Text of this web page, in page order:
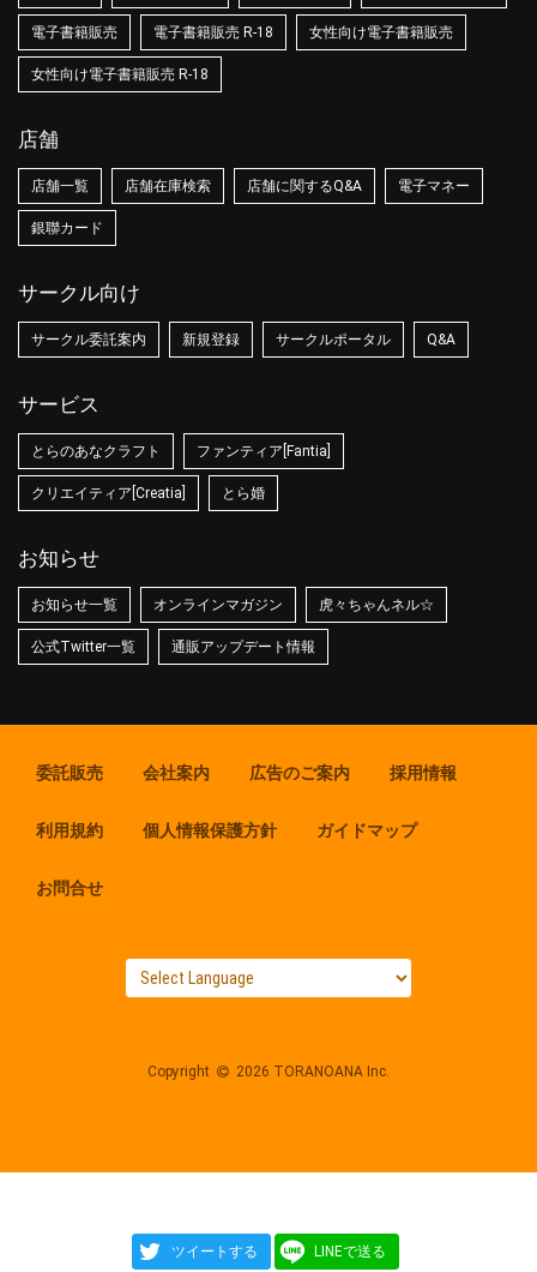
ツイートする LINEで送る
電子書籍販売 電子書籍販売 R-18 女性向け電子書籍販売
女性向け電子書籍販売 R-18
店舗
店舗一覧 店舗在庫検索 店舗に関するQ&A 電子マネー
銀聯カード
サークル向け
サークル委託案内 新規登録 サークルポータル Q&A
サービス
とらのあなクラフト ファンティア[Fantia]
クリエイティア[Creatia] とら婚
お知らせ
お知らせ一覧 オンラインマガジン 虎々ちゃんネル☆
公式Twitter一覧 通販アップデート情報
委託販売 会社案内 広告のご案内 採用情報
利用規約 個人情報保護方針 ガイドマップ
お問合せ
Copyright 2026 TORANOANA Inc.